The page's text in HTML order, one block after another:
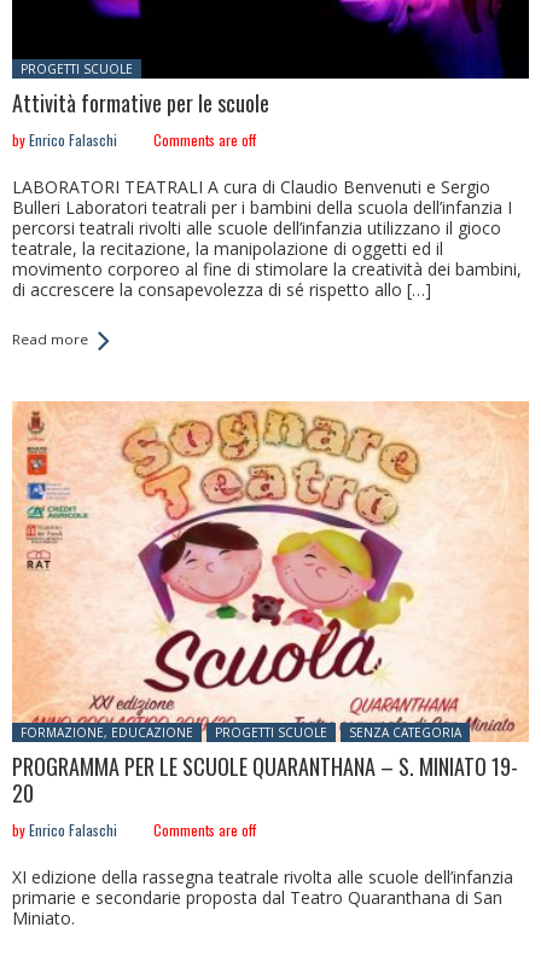
Posted in:
PROGETTI SCUOLE
Attività formative per le scuole
byEnrico Falaschi Comments are off
LABORATORI TEATRALI A cura di Claudio Benvenuti e Sergio
Bulleri Laboratori teatrali per i bambini della scuola dell’infanzia I
percorsi teatrali rivolti alle scuole dell’infanzia utilizzano il gioco
teatrale, la recitazione, la manipolazione di oggetti ed il
movimento corporeo al fine di stimolare la creatività dei bambini,
di accrescere la consapevolezza di sé rispetto allo […]
Read more
Posted in:
FORMAZIONE, EDUCAZIONE PROGETTI SCUOLE SENZA CATEGORIA
PROGRAMMA PER LE SCUOLE QUARANTHANA – S. MINIATO 19-
20
byEnrico Falaschi Comments are off
XI edizione della rassegna teatrale rivolta alle scuole dell’infanzia
primarie e secondarie proposta dal Teatro Quaranthana di San
Miniato.